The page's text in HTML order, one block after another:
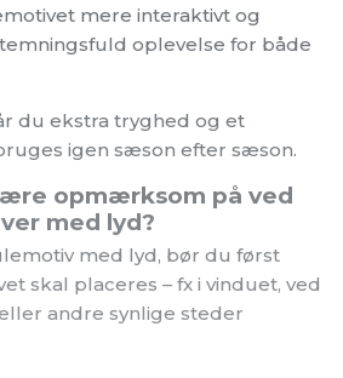
mere interaktivt og
oplevelse for både
du ekstra tryghed og et
igen sæson efter sæson.
opmærksom på ved
med lyd?
med lyd, bør du først
skal placeres – fx i vinduet, ved
andre synlige steder